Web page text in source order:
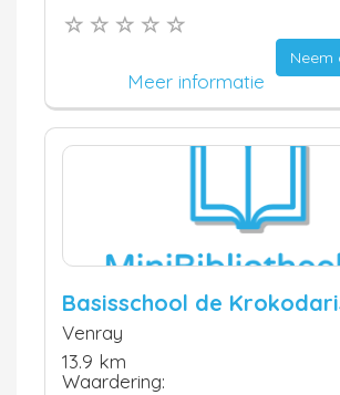
Meer informatie
Basisschool de
Venray
13.9 km
Waardering: